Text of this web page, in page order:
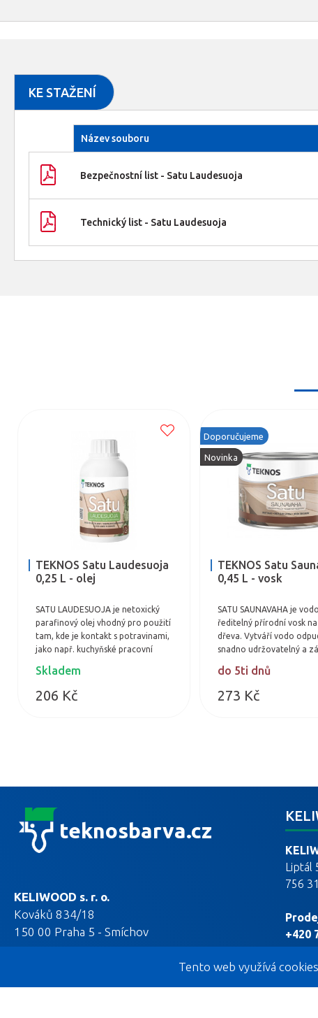
KE STAŽENÍ
Název souboru
Bezpečnostní list - Satu Laudesuoja
Technický list - Satu Laudesuoja
TEKNOS Satu Laudesuoja
0,25 L - olej
SATU LAUDESUOJA je netoxický
parafinový olej vhodný pro použití
tam, kde je kontakt s potravinami,
jako např. kuchyňské pracovní
dětské…
Skladem
206 Kč
TEKNOS Satu
0,45 L - vosk
SATU SAUNAVAHA je
ředitelný přírodní vosk
dřeva. Vytváří vodo
snadno udržovatelný a
vosk zvýrazní přirozený
do 5ti dnů
273 Kč
Doporučujeme
Novinka
teknosbarva.cz
KELIWOOD s. r. o.
Kováků 834/18
150 00 Praha 5 - Smíchov
Liptál
756 31
+420
+420
E-
Tento web využívá